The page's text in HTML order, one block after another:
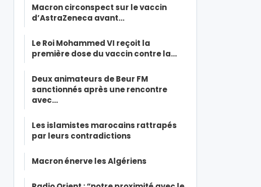
Macron circonspect sur le vaccin
d’AstraZeneca avant…
Le Roi Mohammed VI reçoit la
première dose du vaccin contre la…
Deux animateurs de Beur FM
sanctionnés après une rencontre
avec…
Les islamistes marocains rattrapés
par leurs contradictions
Macron énerve les Algériens